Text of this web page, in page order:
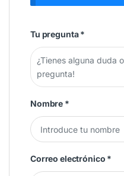
Tu pregunta*
Nombre *
Correo electrónico *